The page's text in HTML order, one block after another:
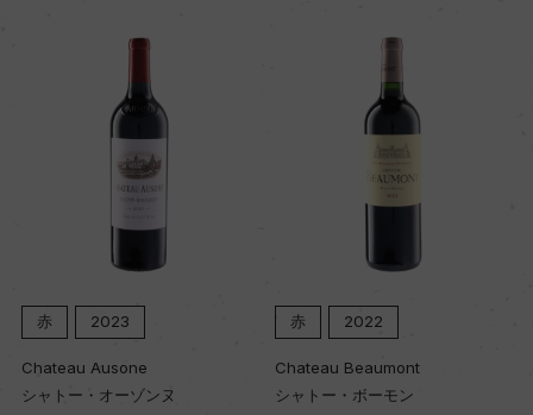
キャップの仕様
赤 2023
Chateau Ausone
シャトー・オーゾンヌ
赤 2022
Chateau Beaumont
シャトー・ボーモン